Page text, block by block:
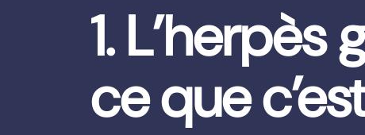
1. L’herpès
ce que